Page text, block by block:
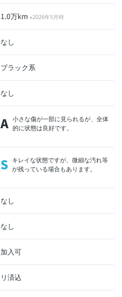
1.0万km※2026年5月時
なし
ブラック系
なし
A 小さな傷が一部に見られるが、全体
的に状態は良好です。
S キレイな状態ですが、微細な汚れ等
が残っている場合もあります。
なし
なし
加入可
リ済込